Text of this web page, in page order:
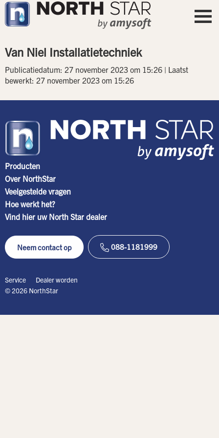
Van Niel Installatietechniek
Publicatiedatum: 27 november 2023 om 15:26 | Laatst
bewerkt: 27 november 2023 om 15:26
Producten
Over NorthStar
Veelgestelde vragen
Hoe werkt het?
Vind hier uw North Star dealer
Neem contact op 088-1181999
Service
Dealer worden
© 2026 NorthStar